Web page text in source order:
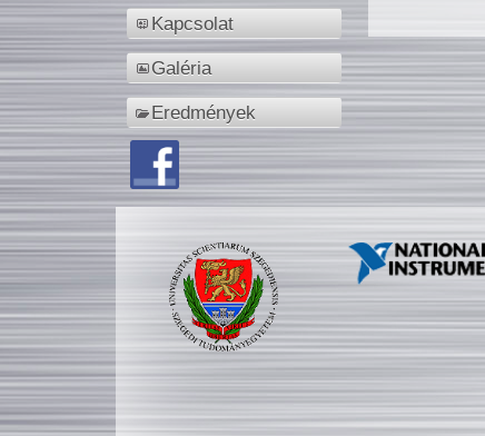
Kapcsolat
Galéria
Eredmények